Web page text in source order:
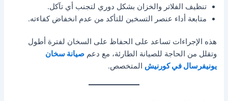
تنظيف الفلاتر والخزان بشكل دوري لتجنب أي تآكل.
متابعة أداء عنصر التسخين للتأكد من عدم انخفاض كفاءته.
هذه الإجراءات تساعد على الحفاظ على السخان لفترة أطول
وتقلل من الحاجة للصيانة الطارئة، مع دعمصيانة سخان
يونيفرسال في كورنيش المتخصص.